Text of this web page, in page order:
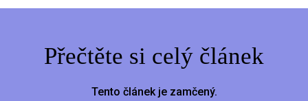
Přečtěte si celý článek
Tento článek je zamčený.